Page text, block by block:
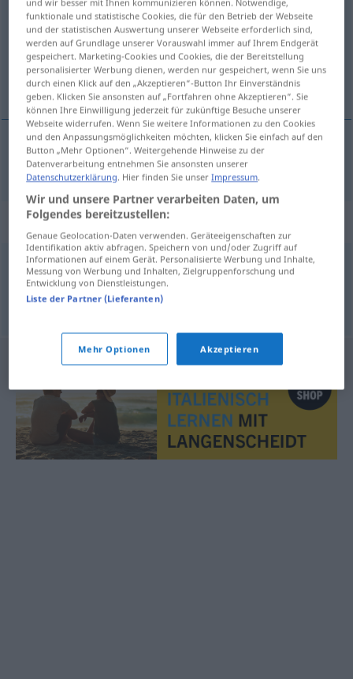
Übersicht aller Übersetzungen
(Für mehr Details die Übersetzung anklicken/antippen)
Spitze
Spitzef trina
Synonyme für "trina"
gala,merletto,pizzo
funktionale und statistische Cookies, die für den Betrieb der Webseite
und der statistischen Auswertung unserer Webseite erforderlich sind,
werden auf Grundlage unserer Vorauswahl immer auf Ihrem Endgerät
gespeichert. Marketing-Cookies und Cookies, die der Bereitstellung
personalisierter Werbung dienen, werden nur gespeichert, wenn Sie uns
durch einen Klick auf den „Akzeptieren“-Button Ihr Einverständnis
geben. Klicken Sie ansonsten auf „Fortfahren ohne Akzeptieren“. Sie
können Ihre Einwilligung jederzeit für zukünftige Besuche unserer
Webseite widerrufen. Wenn Sie weitere Informationen zu den Cookies
und den Anpassungsmöglichkeiten möchten, klicken Sie einfach auf den
Button „Mehr Optionen“. Weitergehende Hinweise zu der
Datenverarbeitung entnehmen Sie ansonsten unserer
Datenschutzerklärung . Hier finden Sie unserImpressum
Wir und unsere Partner verarbeiten Daten, um
Folgendes bereitzustellen:
Genaue Geolocation-Daten verwenden. Geräteeigenschaften zur
Identifikation aktiv abfragen. Speichern von und/oder Zugriff auf
Informationen auf einem Gerät. Personalisierte Werbung und Inhalte,
Messung von Werbung und Inhalten, Zielgruppenforschung und
Entwicklung von Dienstleistungen.
Liste der Partner (Lieferanten)
Mehr Optionen Akzeptieren